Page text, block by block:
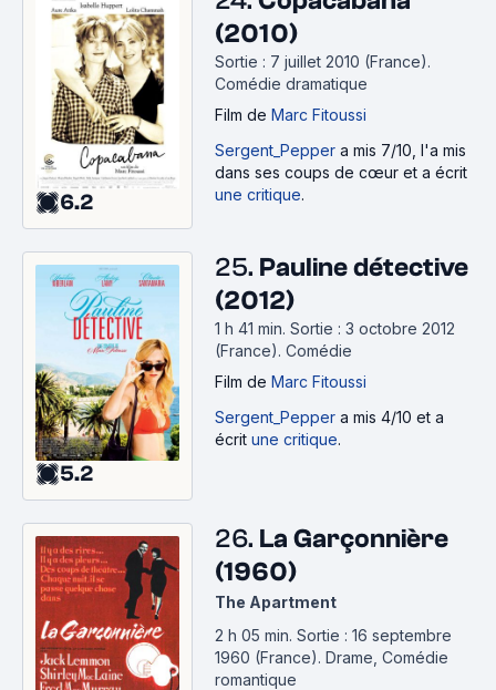
6.2
(2010)
Sortie : 7 juillet 2010 (France).
Comédie dramatique
Film de Marc Fitoussi
Sergent_Pepper a mis 7/10, l'a mis
dans ses coups de cœur et a écrit
une critique.
5.2
25. Pauline détective
(2012)
1 h 41 min. Sortie : 3 octobre 2012
(France). Comédie
Film de Marc Fitoussi
Sergent_Pepper a mis 4/10 et a
écrit une critique.
26. La Garçonnière
(1960)
The Apartment
2 h 05 min. Sortie : 16 septembre
1960 (France). Drame, Comédie
romantique